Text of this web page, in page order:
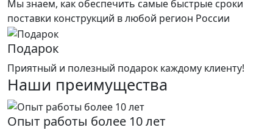
Мы знаем, как обеспечить самые быстрые сроки
поставки конструкций в любой регион России
Подарок
Приятный и полезный подарок каждому клиенту!
Наши преимущества
Опыт работы более 10 лет